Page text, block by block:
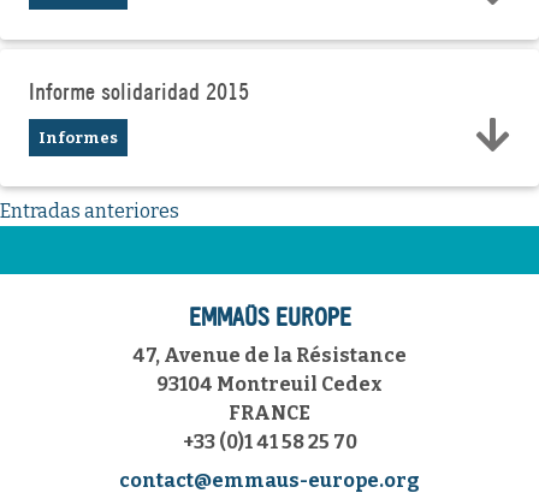
Informe solidaridad 2015
Informes
Navegación
de
Entradas anteriores
EMMAÜS EUROPE
47, Avenue de la Résistance
93104 Montreuil Cedex
FRANCE
+33 (0)1 41 58 25 70
contact@emmaus-europe.org